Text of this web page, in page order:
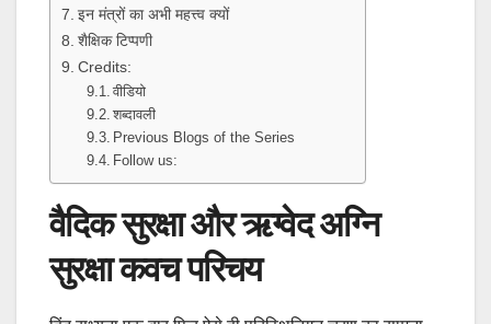
इन मंत्रों का अभी महत्त्व क्यों
शैक्षिक टिप्पणी
Credits:
वीडियो
शब्दावली
Previous Blogs of the Series
Follow us:
वैदिक सुरक्षा और ऋग्वेद अग्नि
सुरक्षा कवच परिचय